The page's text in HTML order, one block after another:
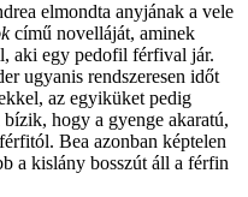
elmondta anyjának a vele
című novelláját, aminek
aki egy pedofil férfival jár.
ugyanis rendszeresen időt
az egyiküket pedig
hogy a gyenge akaratú,
Bea azonban képtelen
a kislány bosszút áll a férfin